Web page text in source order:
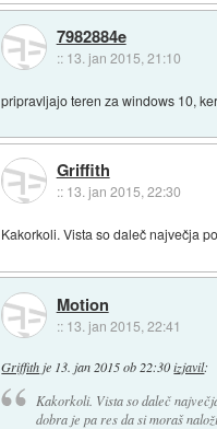
7982884e
:: 13. jan 2015, 21:10
pripravljajo teren za windows 10,
Griffith
:: 13. jan 2015, 22:30
Kakorkoli. Vista so daleč največja
Motion
:: 13. jan 2015, 22:41
Griffithje 13. jan 2015 ob 22:30 izjavil:
Kakorkoli. Vista so daleč
dobra je pa res da si moraš